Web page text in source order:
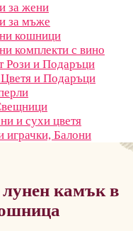
за жени
за мъже
кошници
комплекти с вино
Рози и Подаръци
и Подаръци
и сухи цветя
Балони
камък в